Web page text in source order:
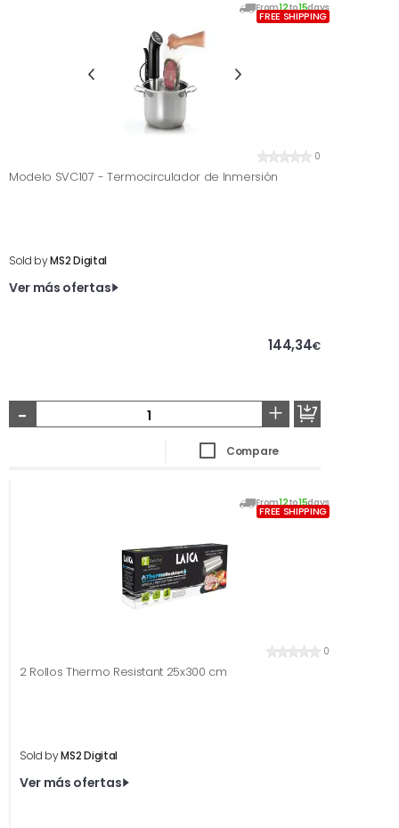
From12to15days
FREE SHIPPING
0
Modelo SVC107 - Termocirculador de Inmersión
Sold byMS2 Digital
Ver más ofertas
144,34€
- +
Compare
From12to15days
FREE SHIPPING
0
2 Rollos Thermo Resistant 25x300 cm
Sold byMS2 Digital
Ver más ofertas